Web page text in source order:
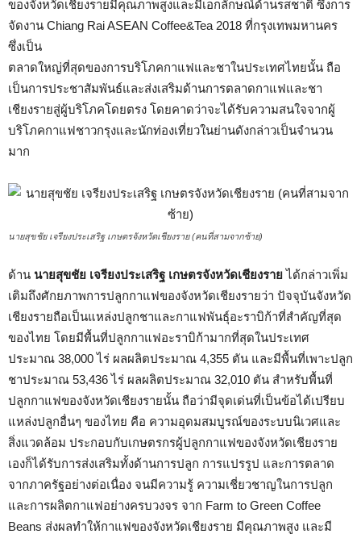
ของจังหวัดเชียงรายมีคุณภาพสูงและมีเอกลักษณ์ด้านรสชาติ ซึ่งการ
จัดงาน Chiang Rai ASEAN Coffee&Tea 2018 ที่กรุงเทพมหานคร
ซึ่งเป็น
ตลาดใหญ่ที่สุดของการบริโภคกาแฟและชาในประเทศไทยนั้น ถือ
เป็นการประชาสัมพันธ์และส่งเสริมด้านการตลาดกาแฟและชา
เชียงรายสู่ผู้บริโภคโดยตรง โดยคาดว่าจะได้รับความสนใจจากผู้
บริโภคกาแฟชาวกรุงและนักท่องเที่ยวในย่านดังกล่าวเป็นจำนวน
มาก
นายสุขชัย เจรียงประเสริฐ เกษตรจังหวัดเชียงราย (คนที่สามจากซ้าย)
ด้าน นายสุขชัย เจรียงประเสริฐ เกษตรจังหวัดเชียงรายได้กล่าวเพิ่ม
เติมถึงศักยภาพการปลูกกาแฟของจังหวัดเชียงรายว่า ปัจจุบันจังหวัด
เชียงรายถือเป็นแหล่งปลูกชาและกาแฟพันธุ์อะราบิก้าที่สำคัญที่สุด
ของไทย โดยมีพื้นที่ปลูกกาแฟอะราบิก้ามากที่สุดในประเทศ
ประมาณ 38,000 ไร่ ผลผลิตประมาณ 4,355 ตัน และมีพื้นที่เพาะปลูก
ชาประมาณ 53,436 ไร่ ผลผลิตประมาณ 32,010 ตัน สำหรับพื้นที่
ปลูกกาแฟของจังหวัดเชียงรายนั้น ถือว่ามีจุดเด่นที่เป็นข้อได้เปรียบ
แหล่งปลูกอื่นๆ ของไทย คือ ความอุดมสมบูรณ์ของระบบนิเวศและ
สิ่งแวดล้อม ประกอบกับเกษตรกรผู้ปลูกกาแฟของจังหวัดเชียงราย
เองก็ได้รับการส่งเสริมทั้งด้านการปลูก การแปรรูป และการตลาด
จากภาครัฐอย่างต่อเนื่อง จนมีความรู้ ความเชี่ยวชาญในการปลูก
และการผลิตกาแฟอย่างครบวงจร จาก Farm to Green Coffee
Beans ส่งผลทำให้กาแฟของจังหวัดเชียงราย มีคุณภาพสูง และมี